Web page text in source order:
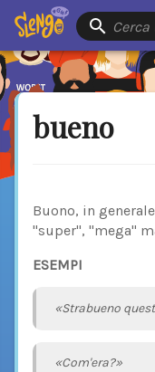
bueno
Buono, in
"super", "mega"
ESEMPI
«Strabueno
«Com'era?»